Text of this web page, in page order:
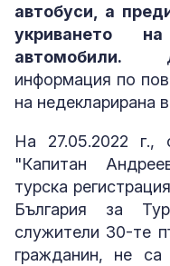
автобуси, а
укриването
автомобили.
информация по
на недекларирана
На 27.05.2022
"Капитан
турска
България за
служители 30-те
гражданин, не са